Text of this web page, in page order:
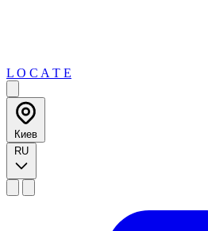
L O C A T E
Киев
RU